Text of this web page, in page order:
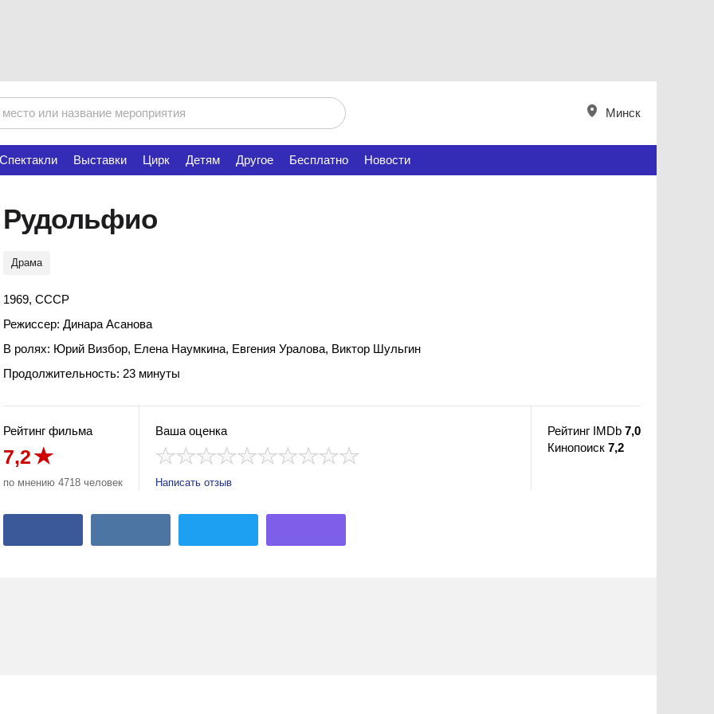
Минск
Спектакли Выставки Цирк Детям Другое Бесплатно Новости
Рудольфио
Драма
1969, СССР
Режиссер: Динара Асанова
В ролях: Юрий Визбор, Елена Наумкина, Евгения Уралова, Виктор Шульгин
Продолжительность: 23 минуты
Рейтинг фильма
7,2
по мнению 4718 человек
Ваша оценка
Написать отзыв
Рейтинг IMDb 7,0
Кинопоиск 7,2